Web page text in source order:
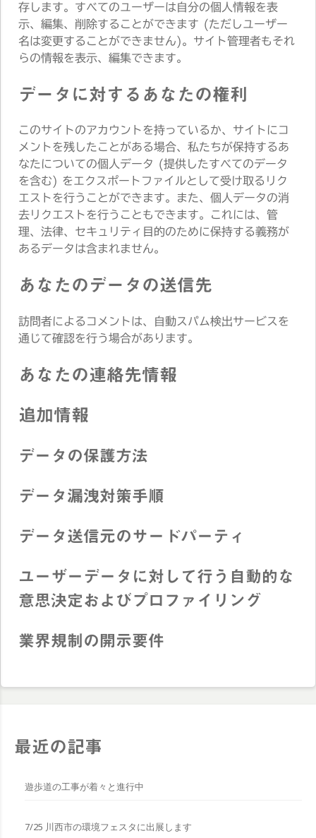
存します。すべてのユーザーは自分の個人情報を表
示、編集、削除することができます (ただしユーザー
名は変更することができません)。サイト管理者もそれ
らの情報を表示、編集できます。
データに対するあなたの権利
このサイトのアカウントを持っているか、サイトにコ
メントを残したことがある場合、私たちが保持するあ
なたについての個人データ (提供したすべてのデータ
を含む) をエクスポートファイルとして受け取るリク
エストを行うことができます。また、個人データの消
去リクエストを行うこともできます。これには、管
理、法律、セキュリティ目的のために保持する義務が
あるデータは含まれません。
あなたのデータの送信先
訪問者によるコメントは、自動スパム検出サービスを
通じて確認を行う場合があります。
あなたの連絡先情報
追加情報
データの保護方法
データ漏洩対策手順
データ送信元のサードパーティ
ユーザーデータに対して行う自動的な
意思決定およびプロファイリング
業界規制の開示要件
最近の記事
遊歩道の工事が着々と進行中
7/25 川西市の環境フェスタに出展します